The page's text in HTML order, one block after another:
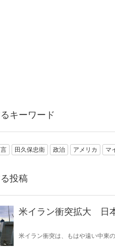
キーワード
田久保忠衛 政治 アメリカ マ
投稿
米イラン衝突拡大 日
米イラン衝突は、もはや遠い中東